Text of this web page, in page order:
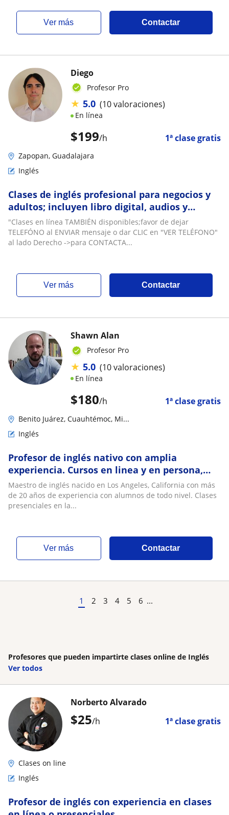
ver más Contactar
$199/h 1ª clase gratis
Diego
Profesor Pro
★ 5.0 (10 valoraciones)
En línea
Zapopan, Guadalajara
Inglés
Clases de inglés profesional para negocios y
adultos; incluyen libro digital, audios y
exámenes: emito factura
"Clases en línea TAMBIÉN disponibles;favor de dejar
TELEFÓNO al ENVIAR mensaje o dar CLIC en "VER TELÉFONO"
al lado Derecho ->para CONTACTA...
ver más Contactar
$180/h 1ª clase gratis
Shawn Alan
Profesor Pro
★ 5.0 (10 valoraciones)
En línea
Benito Juárez, Cuauhtémoc, Mi...
Inglés
Profesor de inglés nativo con amplia
experiencia. Cursos en linea y en persona,
particulares y a empresas
Maestro de inglés nacido en Los Angeles, California con más
de 20 años de experiencia con alumnos de todo nivel. Clases
presenciales en la...
ver más Contactar
1 2 3 4 5 6 ...
Profesores que pueden impartirte clases online de Inglés
Ver todos
$25/h 1ª clase gratis
Norberto Alvarado
Clases on line
Inglés
Profesor de inglés con experiencia en clases